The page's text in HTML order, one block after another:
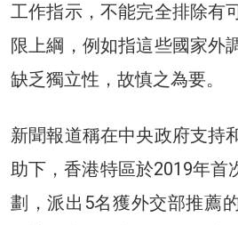
工作指示，不能完全排除有
限上綱，例如指這些國家外
缺乏獨立性，故慎之為要。
新聞報道稱在中央政府支持
助下，香港特區於2019年首
劃，派出5名獲外交部推薦